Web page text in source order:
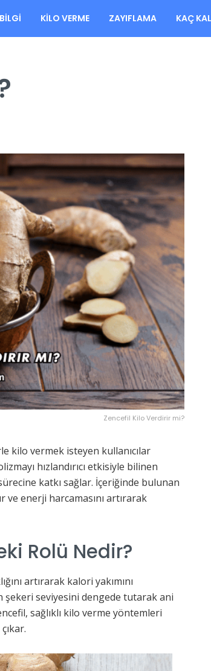
BILGI KILO VERME ZAYIFLAMA KAÇ
Zencefil Kilo Verdirir mi?
kilo vermek isteyen kullanıcılar
hızlandırıcı etkisiyle bilinen
katkı sağlar. İçeriğinde bulunan
enerji harcamasını artırarak
Rolü Nedir?
artırarak kalori yakımını
şekeri seviyesini dengede tutarak ani
sağlıklı kilo verme yöntemleri